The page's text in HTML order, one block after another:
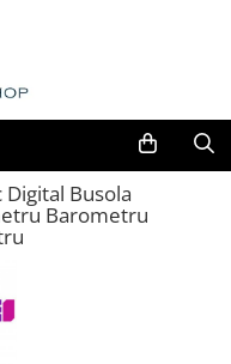
Busola
Barometru